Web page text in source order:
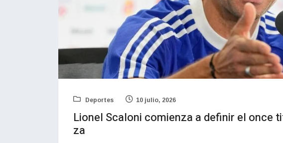
Deportes 10 julio, 2026
Lionel Scaloni comienza a definir el once
za